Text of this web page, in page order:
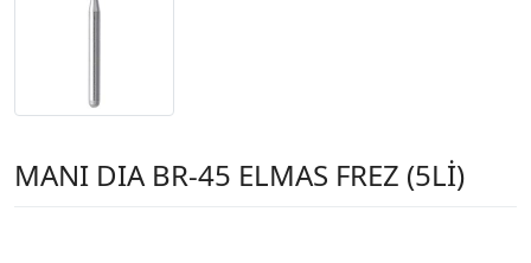
MANI DIA BR-45 ELMAS FREZ (5Lİ)